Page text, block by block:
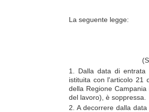
La seguente legge:
1. Dalla data di entrata
istituita con l'articolo 21
della Regione
del lavoro), è soppressa.
2. A decorrere dalla